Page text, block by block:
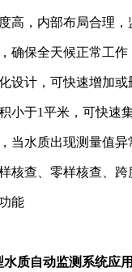
高，内部布局合理
确保全天候正常工作
设计，可快速增加或
小于1平米，可快速
当水质出现测量值
核查、零样核查、
能
质自动监测系统应